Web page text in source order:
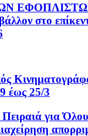
ΕΦΟΠΛΙΣΤΩΝ:
στο
έως 25/3
για